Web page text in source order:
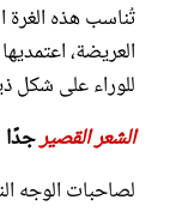
تُناسب هذه
العريضة،
للوراء على
الشعر القصيرجدًا
لصاحبات الوجه